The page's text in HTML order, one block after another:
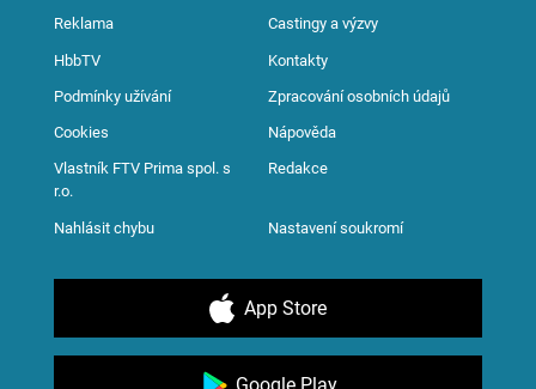
Reklama Castingy a výzvy
HbbTV Kontakty
Podmínky užívání Zpracování osobních údajů
Cookies Nápověda
Vlastník FTV Prima spol. s
r.o.
Redakce
Nahlásit chybu Nastavení soukromí
App Store